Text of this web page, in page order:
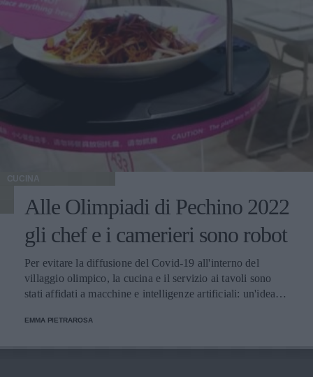
CUCINA
Alle Olimpiadi di Pechino 2022
gli chef e i camerieri sono robot
Per evitare la diffusione del Covid-19 all'interno del
villaggio olimpico, la cucina e il servizio ai tavoli sono
stati affidati a macchine e intelligenze artificiali: un'idea
EMMA PIETRAROSA